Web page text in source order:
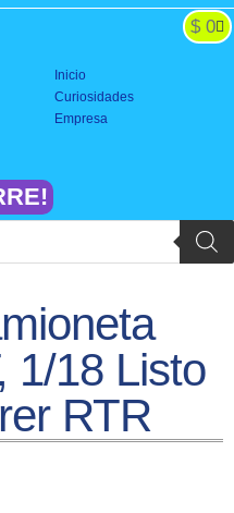
$ 0
Inicio
Curiosidades
Empresa
1/18 Listo
RTR